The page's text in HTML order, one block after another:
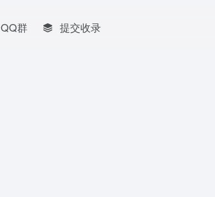
QQ群 提交收录